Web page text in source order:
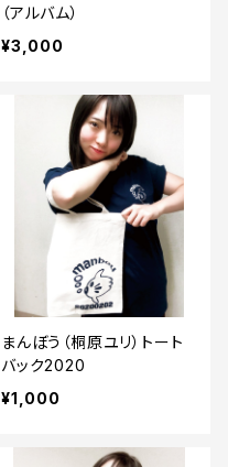
（アルバム）
¥3,000
まんぼう（桐原ユリ）トート
バック2020
¥1,000